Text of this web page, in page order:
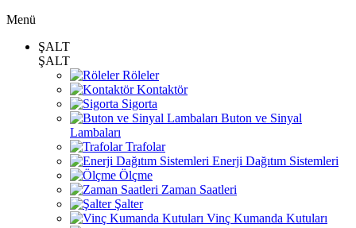
Menü
ŞALT
ŞALT
Röleler
Kontaktör
Sigorta
Buton ve Sinyal
Lambaları
Trafolar
Enerji Dağıtım Sistemleri
Ölçme
Zaman Saatleri
Şalter
Vinç Kumanda Kutuları